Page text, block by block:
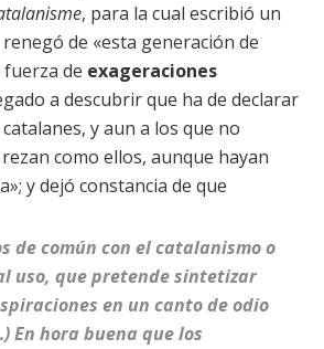
, para la cual escribió un
de «esta generación de
de exageraciones
a descubrir que ha de declarar
y aun a los que no
como ellos, aunque hayan
y dejó constancia de que
de común con el catalanismo o
uso, que pretende sintetizar
en un canto de odio
En hora buena que los